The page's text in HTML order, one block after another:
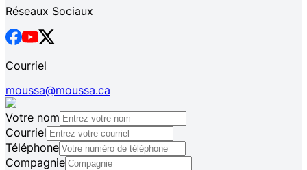
Réseaux Sociaux
Courriel
moussa@moussa.ca
Votre nom
Courriel
Téléphone
Compagnie